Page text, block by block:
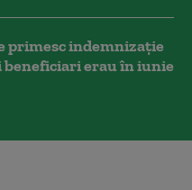
primesc indemnizaţie
beneficiari erau în iunie